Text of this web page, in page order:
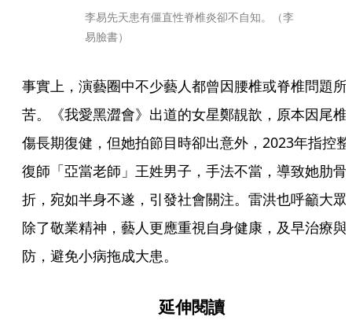
李易先天患有僵直性脊椎炎卻不自知。（李
易臉書）
事實上，演藝圈中不少藝人都曾因腰椎或脊椎問題所
苦。《我愛黑澀會》出道的女星鄭靚歆，原本因尾椎
傷長期復健，但她拍節目時卻出意外，2023年指控整
復師「亞當老師」王姓男子，手法不當，導致她肋骨
折，宛如半身不遂，引發社會關注。雷洪也呼籲大眾
除了敬業精神，藝人更應重視自身健康，及早治療與
防，避免小病拖成大患。
延伸閱讀